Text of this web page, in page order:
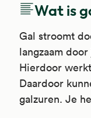
Wat is
Gal stroomt
langzaam
Hierdoor
Daardoor
galzuren. Je